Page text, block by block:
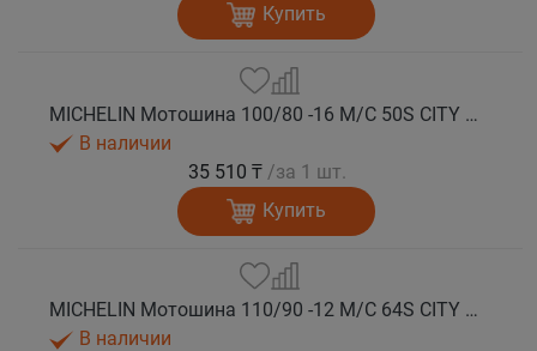
Купить
MICHELIN Мотошина 100/80 -16 M/C 50S CITY GRIP 2 TL F/R
В наличии
35 510 ₸ /за 1 шт.
Купить
MICHELIN Мотошина 110/90 -12 M/C 64S CITY GRIP 2 F/R TL
В наличии